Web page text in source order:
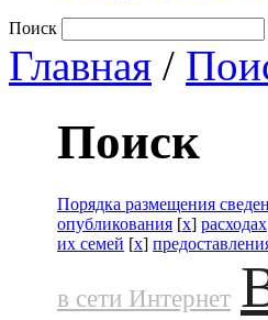
Поиск
Главная /
Поиск
Порядка размещения
опубликования [x] расходах
их семей [x]
в сети Интернет